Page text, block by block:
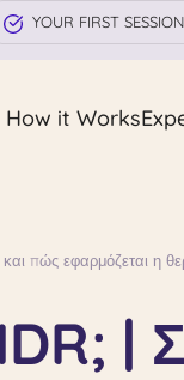
YOUR FIRST
How it Works
και πώς εφαρμόζεται η